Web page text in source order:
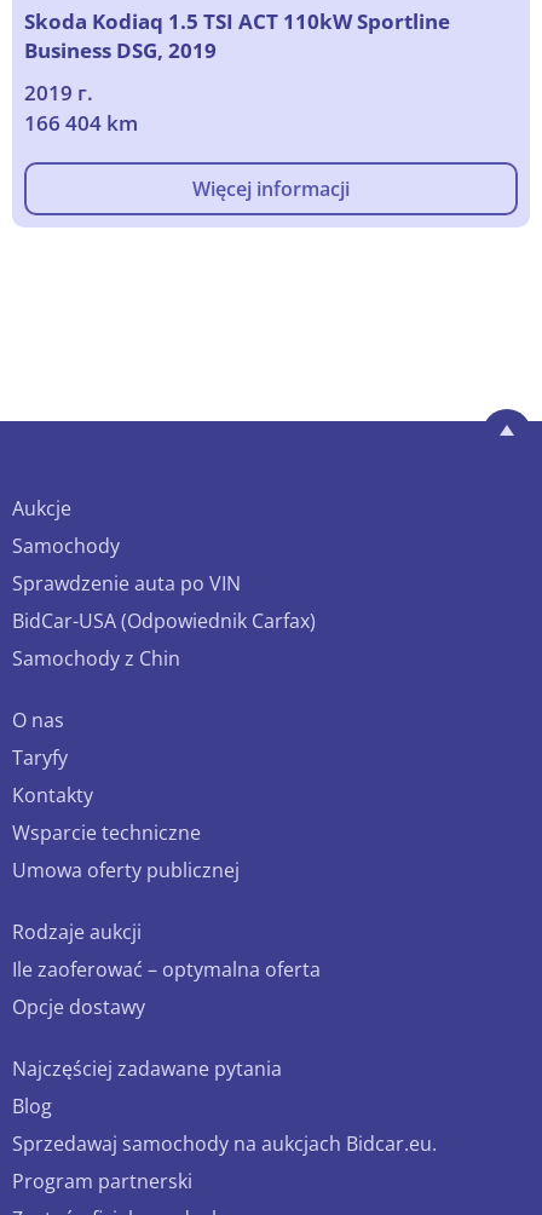
Skoda Kodiaq 1.5 TSI ACT 110kW Sportline
Business DSG, 2019
2019 г.
166 404 km
Więcej informacji
Aukcje
Samochody
Sprawdzenie auta po VIN
BidCar-USA (Odpowiednik Carfax)
Samochody z Chin
O nas
Taryfy
Kontakty
Wsparcie techniczne
Umowa oferty publicznej
Rodzaje aukcji
Ile zaoferować – optymalna oferta
Opcje dostawy
Najczęściej zadawane pytania
Blog
Sprzedawaj samochody na aukcjach Bidcar.eu.
Program partnerski